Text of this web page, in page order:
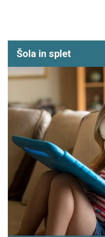
Šola in splet